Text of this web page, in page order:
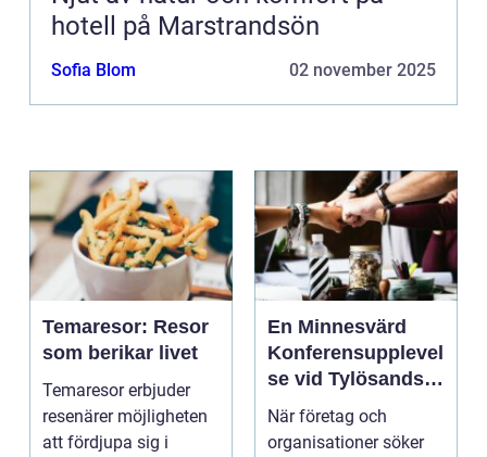
hotell på Marstrandsön
Sofia Blom 02 november 2025
Temaresor: Resor
som berikar livet
Temaresor erbjuder
resenärer möjligheten
att fördjupa sig i
En Minnesvärd
Konferensupplevel
se vid Tylösands
Kust
När företag och
organisationer söker